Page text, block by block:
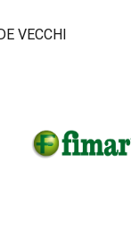
VECCHI